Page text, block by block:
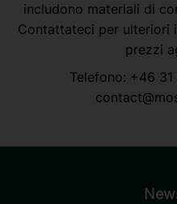
includono materiali di
Contattateci per ulteriori
prezzi
Telefono: +46